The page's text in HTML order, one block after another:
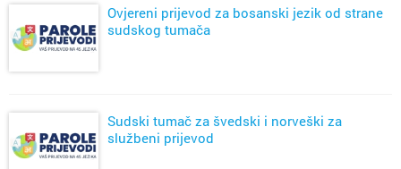
Ovjereni prijevod za bosanski jezik od strane
sudskog tumača
Sudski tumač za švedski i norveški za
službeni prijevod